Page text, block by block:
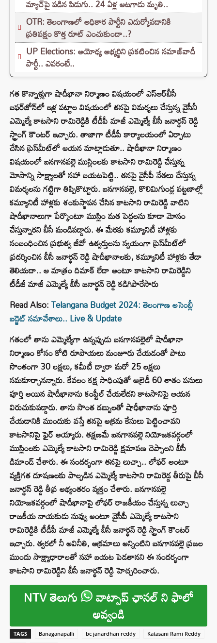
మ్యాచ్‌పై పడిన పిడుగు.. 24 ఏళ్ల ఆటగాడు మృతి..
OTR: తెలంగాణలో అధికార పార్టీని ఎదుర్కోవడానికి
ప్రతిపక్షం కొత్త రూట్‌ ఎంచుకుందా..?
UP Elections: అయోధ్య అభ్యర్థిని ప్రకటించిన సమాజ్‌వాదీ
పార్టీ.. ఎవరంటే..
గత కొన్నాళ్లుగా షాదీఖానా నిర్మాణం విషయంలో ఎస్‌ఆర్‌బీసీ
బఫర్‌జోన్‌లో ఇళ్ల పట్టాల విషయంలో తనపై విమర్శలు చేస్తున్న వైసీనీ
ఎమ్మెల్యే కాటసాని రామిరెడ్డికి టీడీపీ మాజీ ఎమ్మెల్యే బీసీ జనార్థన్ రెడ్డి
స్ట్రాంగ్ కౌంటర్ ఇచ్చారు. తాజాగా టీడీపీ కార్యాలయంలో ఏర్పాటు
చేసిన ప్రెస్‌మీట్‌‌లో ఆయన మాట్లాడుతూ.. షాదీఖానా నిర్మాణం
విషయంలో బనగానపల్లె ముస్లింలకు కాటసాని రామిరెడ్డి చేస్తున్న
మోసాన్ని సాక్ష్యాలతో సహా బయటపెట్టి.. తనపై వైసీపీ నేతలు చేస్తున్న
విమర్శలను గట్టిగా తిప్పికొట్టారు. బనగానపల్లె, కొలిమిగుండ్ల పట్టణాల్లో
కమ్యూనిటీ హాళ్లకు శంకుస్థాపన చేసిన కాటసాని రామిరెడ్డి వాటిని
షాదీఖానాలుగా పేర్కొంటూ ముస్లిం మత పెద్దలను కూడా మోసం
చేస్తున్నారని బీసీ మండిపడ్డారు. ఈ మేరకు కమ్యూనిటీ హాళ్లకు
సంబంధించిన ప్రభుత్వ జీవో ఉత్వర్తులను స్వయంగా ప్రెస్‌మీట్‌లో
ప్రదర్శించిన బీసీ జనార్థన్ రెడ్డి షాదీఖానాలకు, కమ్యూనిటీ హాళ్లకు తేడా
తెలియదా.. ఆ మాత్రం దిమాక్ లేదా అంటూ కాటసాని రామిరెడ్డిని
టీడీజీ మాజీ ఎమ్మెల్యే బీసీ జనార్థన్ రెడ్డి కడిగిపారేసారు
Read Also:Telangana Budget 2024: తెలంగాణ అసెంబ్లీ
బడ్జెట్ సమావేశాలు.. Live & Update
గతంలో తాను ఎమ్మెల్యేగా ఉన్నప్పుడు బనగానపల్లెలో షాదీఖానా
నిర్మాణం కోసం కోటి రూపాయలు మంజూరు చేయడంతో పాటు
సొంతంగా 30 లక్షలు, కమీటీ ద్వారా మరో 25 లక్షలు
సమకూర్చానన్నారు. కేవలం కక్ష సాధింపుతో ఆల్రెడీ 60 శాతం పనులు
పూర్తి అయిన షాదీఖానాను కంప్టీల్ చేయలేదని కాటసానిపై ఆయన
విరుచుకుపడ్డారు. తాను సొంత డబ్బులతో షాధీఖానాను పూర్తి
చేయడానికి ముందుకు వస్తే తనపై అక్రమ కేసులు పెట్టించావని
కాటసానిపై ఫైర్ అయ్యారు. తక్షణమే బనగానపల్లె నియోజకవర్గంలో
ముస్లింలకు ఎమ్మెల్యే కాటసాని రామిరెడ్డి క్షమాపణ చెప్పాలని బీసీ
డిమాండ్ చేశారు. ఈ సందర్భంగా తనపై లుచ్చా.. లోఫర్ అంటూ
వ్యక్తిగత దూషణలకు పాల్పడిన ఎమ్మెల్యే కాటసాని రామిరెడ్డ తీరుపై బీసీ
జనార్థన్ రెడ్డి తీవ్ర అభ్యంతరం వ్యక్తం చేశారు. బనగానపల్లె
నియోజకవర్గంలో షాదీఖానాపై లోఫర్ రాజకీయం చేస్తున్న లుచ్చా
రాజకీయ నాయకుడు నువ్వు అంటూ వైసీపీ ఎమ్మెల్యే కాటసాని
రామిరెడ్డికి టీడీపీ మాజీ ఎమ్మెల్యే బీసీ జనార్థన్ రెడ్డి స్ట్రాంగ్ కౌంటర్
ఇచ్చారు. త్వరలో నీ అవినీతి, అక్రమాలు అన్నింటిని బనగానపల్లె ప్రజల
ముందు సాక్ష్యాధారాలతో సహా బయట పెడతానని ఈ సందర్భంగా
కాటసాని రామిరెడ్డిని బీసీ జనార్థన్ రెడ్డి హెచ్చరించారు.
NTV తెలుగు వాట్సాప్ ఛానల్ ని ఫాలో
అవ్వండి
TAGS Banaganapalli bc janardhan reddy
Katasani Rami Reddy